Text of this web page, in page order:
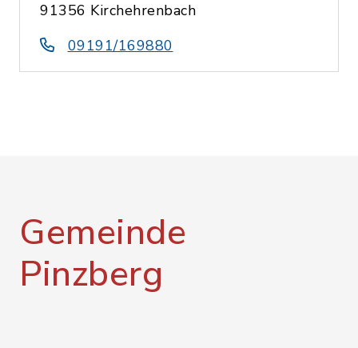
91356 Kirchehrenbach
09191/169880
Gemeinde
Pinzberg